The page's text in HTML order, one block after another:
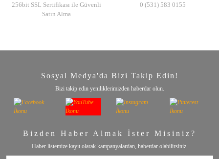
256bit SSL Sertifikası ile Güvenli
Satın Alma
0 (531) 583 0155
Sosyal Medya'da Bizi Takip Edin!
Bizi takip edin yeniliklerimizden haberdar olun.
Bizden Haber Almak İster Misiniz?
Haber listemize kayıt olarak kampanyalardan, haberdar olabilirsiniz.